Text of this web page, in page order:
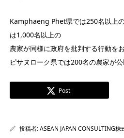
Kamphaeng Phet県では250名以上
は1,000名以上の
農家が同様に政府を批判する行動を
ピサヌローク県では200名の農家が公
Post
投稿者:ASEAN JAPAN CONSULTING株